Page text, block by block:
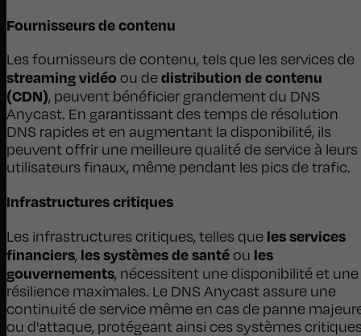
Fournisseurs de contenu
Les fournisseurs de contenu, tels que les services de
streaming vidéo ou dedistribution de contenu
(CDN), peuvent bénéficier grandement du DNS
Anycast. En garantissant des temps de résolution
DNS rapides et en augmentant la disponibilité, ils
peuvent offrir une meilleure qualité de service à leurs
utilisateurs finaux, même pendant les pics de trafic.
Infrastructures critiques
Les infrastructures critiques, telles que les services
financiers, les systèmes de santé ou les
gouvernements, nécessitent une disponibilité et une
résilience maximales. Le DNS Anycast assure une
continuité de service même en cas de panne
ou d'attaque, protégeant ainsi ces systèmes